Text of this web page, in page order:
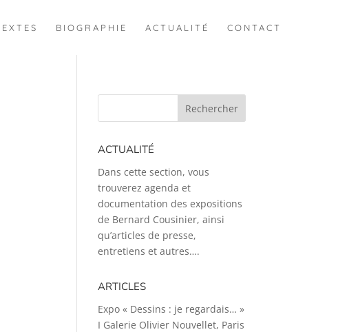
BIOGRAPHIE ACTUALITÉ CONTACT
ACTUALITÉ
Dans cette section, vous
trouverez agenda et
documentation des expositions
de Bernard Cousinier, ainsi
qu’articles de presse,
entretiens et autres….
ARTICLES
Expo « Dessins : je regardais… »
I Galerie Olivier Nouvellet, Paris